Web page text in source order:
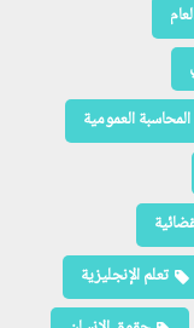
المحاسبة العمومية
تعلم الإنجليزية